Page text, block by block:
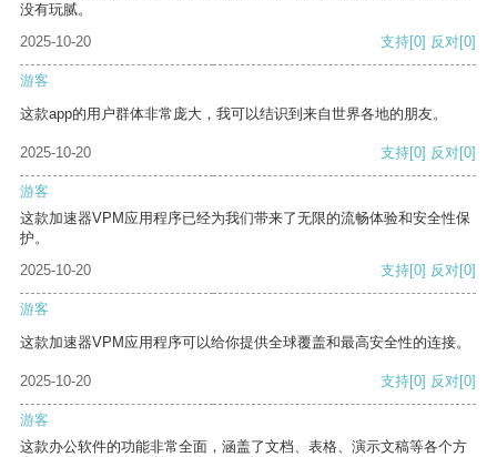
没有玩腻。
2025-10-20
支持[0] 反对[0]
游客
这款app的用户群体非常庞大，我可以结识到来自世界各地的朋友。
2025-10-20 支持[0] 反对[0]
游客
这款加速器VPM应用程序已经为我们带来了无限的流畅体验和安全性保
护。
2025-10-20
支持[0] 反对[0]
游客
这款加速器VPM应用程序可以给你提供全球覆盖和最高安全性的连接。
2025-10-20 支持[0] 反对[0]
游客
这款办公软件的功能非常全面，涵盖了文档、表格、演示文稿等各个方